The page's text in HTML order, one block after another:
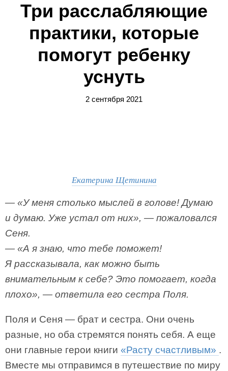
Три расслабляющие
практики, которые
помогут ребенку
уснуть
2 сентября 2021
Екатерина Щетинина
— «У меня столько мыслей в голове! Думаю
и думаю. Уже устал от них», — пожаловался
Сеня.
— «А я знаю, что тебе поможет!
Я рассказывала, как можно быть
внимательным к себе? Это помогает, когда
плохо», — ответила его сестра Поля.
Поля и Сеня — брат и сестра. Они очень
разные, но оба стремятся понять себя. А еще
они главные герои книги «Расту счастливым» .
Вместе мы отправимся в путешествие по миру